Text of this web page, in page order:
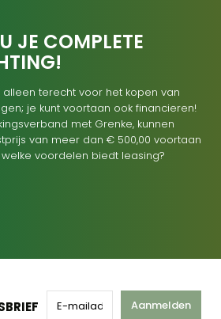
JE COMPLETE
alleen terecht voor het kopen van
je kunt voortaan ook financieren!
met Grenke, kunnen
van meer dan € 500,00 voortaan
voordelen biedt leasing?
Aanmelden